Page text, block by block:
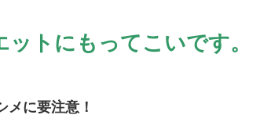
ットにもってこいです。
メに要注意！